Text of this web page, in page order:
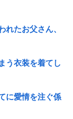
れたお父さん、
う衣装を着てし
に愛情を注ぐ係